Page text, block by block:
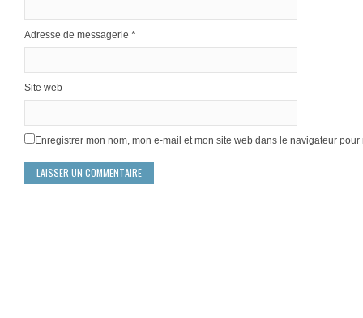
Adresse de messagerie *
Site web
Enregistrer mon nom, mon e-mail et mon site web dans le navigateur